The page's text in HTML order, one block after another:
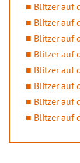
Blitzer auf
Blitzer auf
Blitzer auf
Blitzer auf
Blitzer auf
Blitzer auf
Blitzer auf
Blitzer auf